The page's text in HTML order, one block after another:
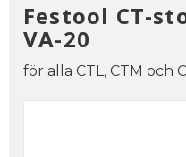
Festool CT-
VA-20
för alla CTL, CTM och